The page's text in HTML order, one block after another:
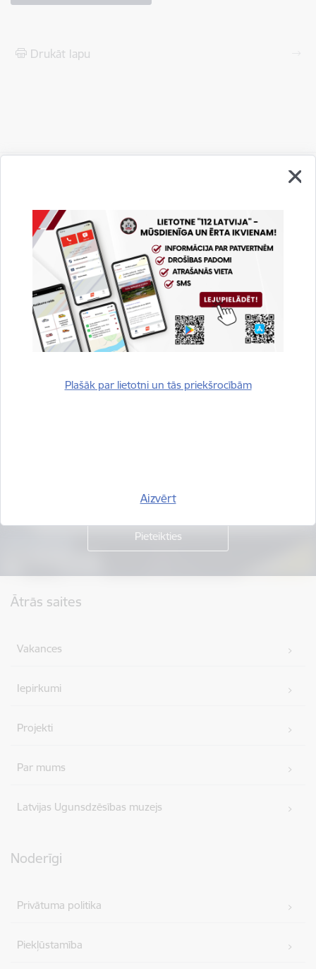
Plašāk par lietotni un tās priekšrocībām
Aizvērt
Drukāt lapu
Vai šī informācija bija noderīga?
Sniegt atsauksmi
Ātrās saites
Vakances
Iepirkumi
Projekti
Par mums
Latvijas Ugunsdzēsības muzejs
Noderīgi
Privātuma politika
Piekļūstamība